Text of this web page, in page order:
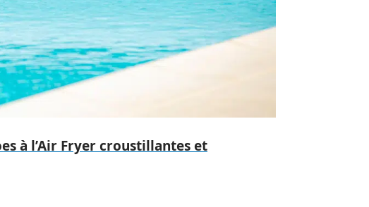
à l’Air Fryer croustillantes et